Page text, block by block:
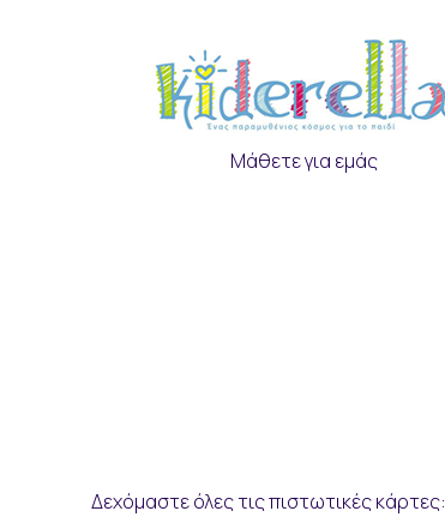
Μάθετε για εμάς
Δεχόμαστε όλες τις πιστωτικές κάρτες: